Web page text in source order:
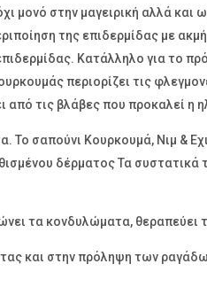
μονό στην μαγειρική αλλά
της επιδερμίδας με
Κατάλληλο για το
περιορίζει τις
τις βλάβες που προκαλεί η
Το σαπούνι Κουρκουμά, Νιμ &
δέρματος Τα συστατικά
τα κονδυλώματα, θεραπεύει
και στην πρόληψη των